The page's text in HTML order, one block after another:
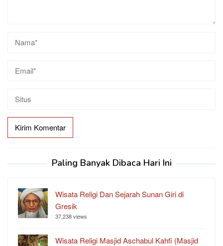
Paling Banyak Dibaca Hari Ini
Wisata Religi Dan Sejarah Sunan Giri di
Gresik
37,238 views
Wisata Religi Masjid Aschabul Kahfi (Masjid